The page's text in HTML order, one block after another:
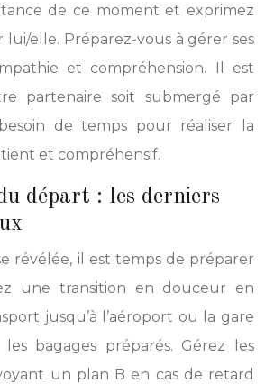
de ce moment et exprimez
elle. Préparez-vous à gérer ses
et compréhension. Il est
partenaire soit submergé par
de temps pour réaliser la
et compréhensif.
départ : les derniers
révélée, il est temps de préparer
une transition en douceur en
jusqu’à l’aéroport ou la gare
bagages préparés. Gérez les
un plan B en cas de retard